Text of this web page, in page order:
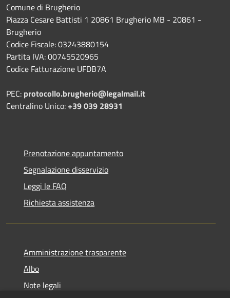
Comune di Brugherio
Piazza Cesare Battisti 1 20861 Brugherio MB - 20861 -
Brugherio
Codice Fiscale: 03243880154
Partita IVA: 00745520965
Codice Fatturazione UFDB7A
PEC: protocollo.brugherio@legalmail.it
Centralino Unico:+39 039 28931
Prenotazione appuntamento
Segnalazione disservizio
Leggi le FAQ
Richiesta assistenza
Amministrazione trasparente
Albo
Note legali